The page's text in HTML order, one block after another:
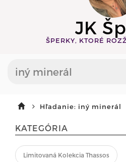
JK
ŠPERKY, KTORÉ
Hľadanie: iný minerál
KATEGÓRIA
Limitovaná Kolekcia Thassos